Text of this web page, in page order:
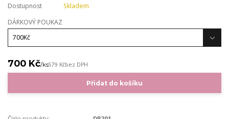
Dostupnost
Skladem
DÁRKOVÝ POUKAZ
700 Kč/ks579 Kčbez DPH
Přidat do košíku